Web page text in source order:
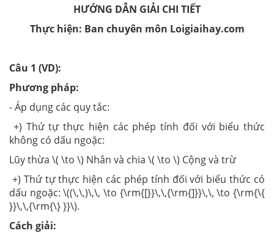
HƯỚNG DẪN GIẢI CHI TIẾT
Thực hiện: Ban chuyên môn Loigiaihay.com
Câu 1 (VD):
Phương pháp:
- Áp dụng các quy tắc:
+) Thứ tự thực hiện các phép tính đối với biểu thức
không có dấu ngoặc:
Lũy thừa \( \to \) Nhân và chia \( \to \) Cộng và trừ
+) Thứ tự thực hiện các phép tính đối với biểu thức có
dấu ngoặc: \((\,\,)\,\, \to {\rm{[}}\,\,{\rm{]}}\,\, \to {\rm{\{
}}\,\,{\rm{\} }}\).
Cách giải: